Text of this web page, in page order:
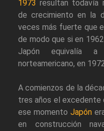
1973 resultan todavía
de crecimiento en la
veces más fuerte que
de modo que si en
Japón equivalía
norteamericano, en
A comienzos de la
tres años el excedente
ese momentoJapón
en construcción